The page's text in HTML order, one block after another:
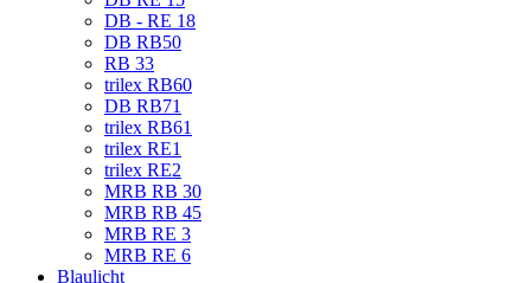
DB - RE 18
DB RB50
RB 33
trilex RB60
DB RB71
trilex RB61
trilex RE1
trilex RE2
MRB RB 30
MRB RB 45
MRB RE 3
MRB RE 6
Blaulicht